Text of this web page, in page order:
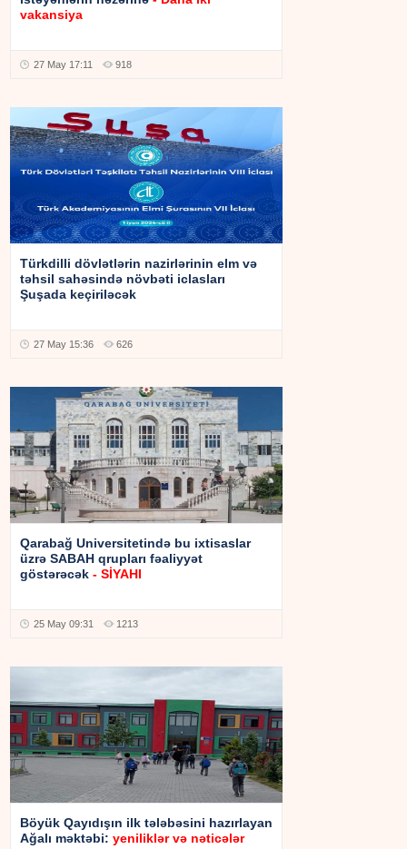
vakansiya
27 May 17:11 918
Türkdilli dövlətlərin nazirlərinin elm və
təhsil sahəsində növbəti iclasları
Şuşada keçiriləcək
27 May 15:36 626
Qarabağ Universitetində bu ixtisaslar
üzrə SABAH qrupları fəaliyyət
göstərəcək - SİYAHI
25 May 09:31 1213
Böyük Qayıdışın ilk tələbəsini hazırlayan
Ağalı məktəbi:yeniliklər və nəticələr